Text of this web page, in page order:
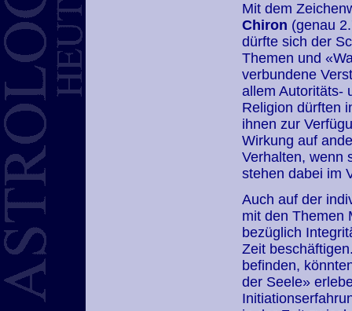
Mit dem
Chiron (genau
dürfte sich der
Themen und
verbundene
allem Autoritäts-
Religion dürften
ihnen zur
Wirkung auf
Verhalten, wenn
stehen dabei im
Auch auf der
mit den Themen
bezüglich
Zeit
befinden,
der Seele»